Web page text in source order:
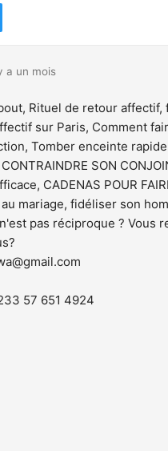
a un mois
Rituel de retour
sur Paris, Comment
Tomber enceinte
SON
CADENAS POUR
mariage, fidéliser son
pas réciproque ?
57 651 4924